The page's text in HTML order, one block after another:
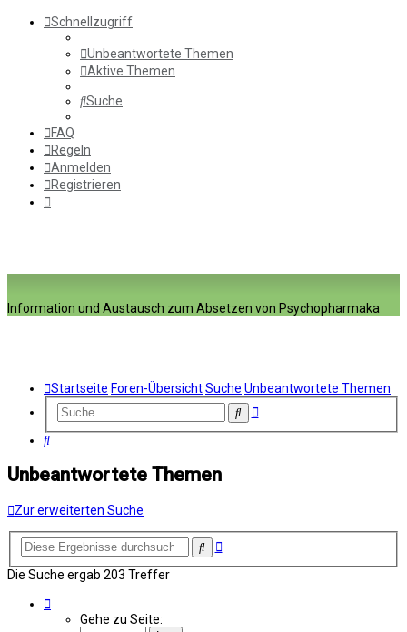
Schnellzugriff
Unbeantwortete Themen
Aktive Themen
Suche
FAQ
Regeln
Anmelden
Registrieren
Information und Austausch zum Absetzen von Psychopharmaka
Startseite Foren-ÜbersichtSuche Unbeantwortete Themen
SucheErweiterte
Suche
Unbeantwortete Themen
Zur erweiterten Suche
SucheErweiterte
Die Suche ergab 203 Treffer
Gehe zu Seite: